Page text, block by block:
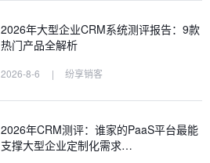
2026年大型企业CRM系统测评报告：9款
热门产品全解析
2026-8-6 | 纷享销客
2026年CRM测评：谁家的PaaS平台最能
支撑大型企业定制化需求…